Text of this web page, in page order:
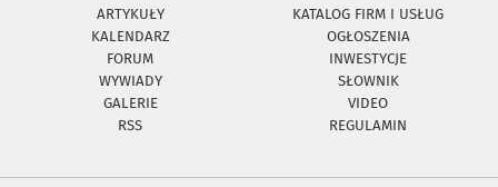
ARTYKUŁY
KATALOG FIRM I USŁUG
KALENDARZ
OGŁOSZENIA
FORUM
INWESTYCJE
WYWIADY
SŁOWNIK
GALERIE
VIDEO
RSS
REGULAMIN